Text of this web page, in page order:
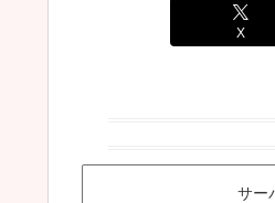
X
サー